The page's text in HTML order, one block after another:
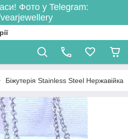
Фото у Telegram:
Біжутерія Stainless Steel Нержавійка